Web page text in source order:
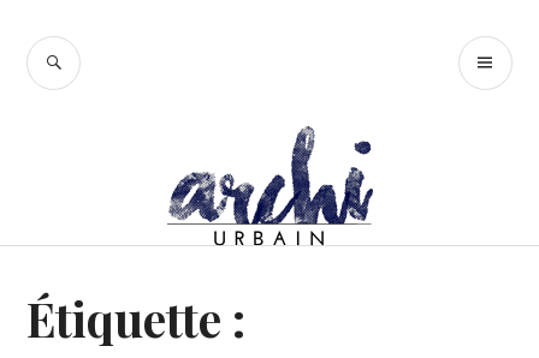
contenu
RECHERCHE
Étiquette :